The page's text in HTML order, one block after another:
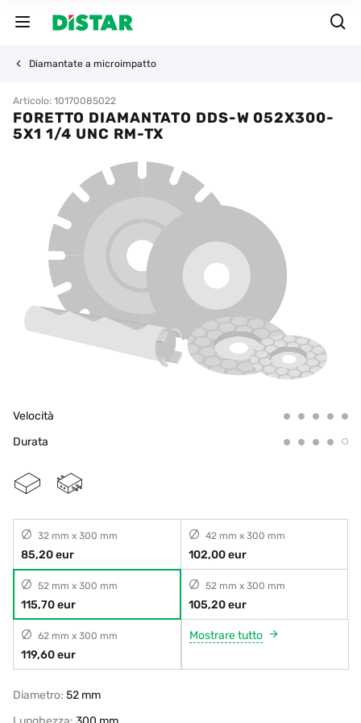
Diamantate a microimpatto
Articolo: 10170085022
FORETTO DIAMANTATO DDS-W 052X300-
5X1 1/4 UNC RM-TX
Velocità
Durata
32 mm x 300 mm
85,20 eur
42 mm x 300 mm
102,00 eur
52 mm x 300 mm
115,70 eur
52 mm x 300 mm
105,20 eur
62 mm x 300 mm
119,60 eur
Mostrare tutto
Diametro: 52 mm